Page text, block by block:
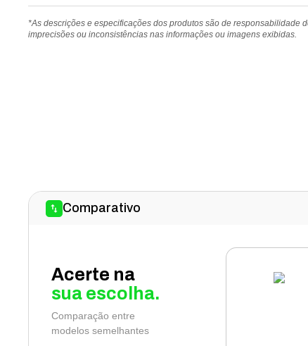
*As descrições e especificações dos produtos são de responsabilidade
imprecisões ou inconsistências nas informações ou imagens exibidas.
Comparativo
Acerte na
sua escolha.
Comparação entre
modelos semelhantes